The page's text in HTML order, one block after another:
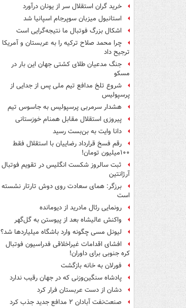
خرید گران استقلال سر از یونان درآورد
استانبول میزبان سوپرجام اسپانیا شد
اشکال بزرگ فوتبال ما نتیجه‌گرایی است
چرا محمد صلاح ترکیه را به عربستان و آمریکا
ترجیح داد
جنگ مدعیان طلای کشتی جهان این بار در
مسکو
شروع تلخ مدافع تیم ملی پس از جدایی از
پرسپولیس
هشدار سرمربی پرسپولیس به جاسوس تیم
پیروزی استقلال مقابل همنام خوزستانی
دانا وایت به بن‌بست رسید
رقم فسخ قرارداد رضاییان با استقلال فقط
۱۰۰میلیون تومان!
ثبت سالروز شکست انگلیس در تقویم فوتبال
آرژانتین
برزگر: همای سعادت روی دوش تارتار نشسته
است
رونمایی رئال مادرید از دیومانده
واکنش عالیشاه بعد از پیوستن به گل‌گهر
لیونل مسی چگونه وارد باشگاه میلیاردها شد؟
افشای اقدامات غیراخلاقی فدراسیون فوتبال
کره جنوبی برای داوران!
فورلان به خانه بازگشت
پادشاه سنگین‌وزنی که در جهان رقیب ندارد
دشان از دست عربستان فرار کرد
صنعت‌نفت آبادان ۲ مدافع جدید جذب کرد